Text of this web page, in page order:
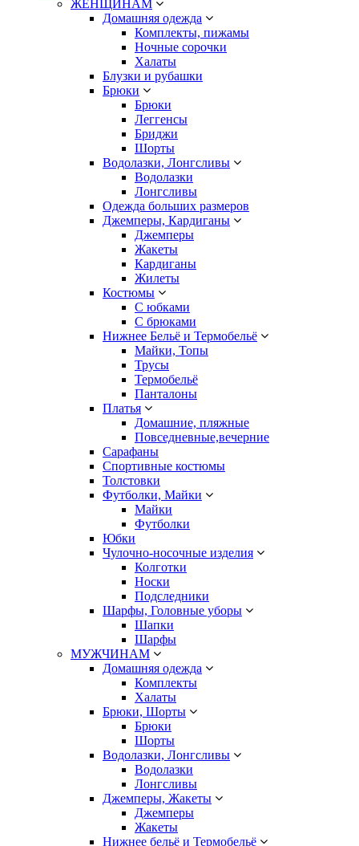
ЖЕНЩИНАМ
Домашняя одежда
Комплекты, пижамы
Ночные сорочки
Халаты
Блузки и рубашки
Брюки
Брюки
Леггенсы
Бриджи
Шорты
Водолазки, Лонгсливы
Водолазки
Лонгсливы
Одежда больших размеров
Джемперы, Кардиганы
Джемперы
Жакеты
Кардиганы
Жилеты
Костюмы
С юбками
С брюками
Нижнее Бельё и Термобельё
Майки, Топы
Трусы
Термобельё
Панталоны
Платья
Домашние, пляжные
Повседневные,вечерние
Сарафаны
Спортивные костюмы
Толстовки
Футболки, Майки
Майки
Футболки
Юбки
Чулочно-носочные изделия
Колготки
Носки
Подследники
Шарфы, Головные уборы
Шапки
Шарфы
МУЖЧИНАМ
Домашняя одежда
Комплекты
Халаты
Брюки, Шорты
Брюки
Шорты
Водолазки, Лонгсливы
Водолазки
Лонгсливы
Джемперы, Жакеты
Джемперы
Жакеты
Нижнее бельё и Термобельё